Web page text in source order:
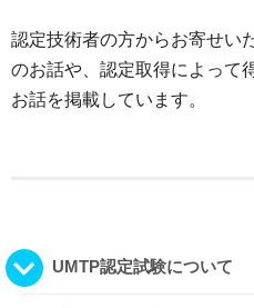
認定技術者の方からお寄せい
のお話や、認定取得によって
お話を掲載しています。
UMTP認定試験について